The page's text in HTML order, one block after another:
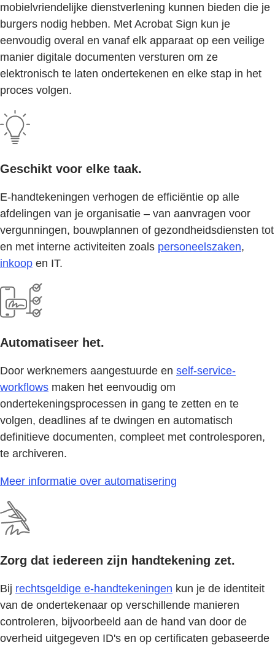
mobielvriendelijke dienstverlening kunnen bieden die je
burgers nodig hebben. Met Acrobat Sign kun je
eenvoudig overal en vanaf elk apparaat op een veilige
manier digitale documenten versturen om ze
elektronisch te laten ondertekenen en elke stap in het
proces volgen.
Geschikt voor elke taak.
E-handtekeningen verhogen de efficiëntie op alle
afdelingen van je organisatie – van aanvragen voor
vergunningen, bouwplannen of gezondheidsdiensten tot
en met interne activiteiten zoals personeelszaken,
inkoop en IT.
Automatiseer het.
Door werknemers aangestuurde en self-service-
workflows maken het eenvoudig om
ondertekeningsprocessen in gang te zetten en te
volgen, deadlines af te dwingen en automatisch
definitieve documenten, compleet met controlesporen,
te archiveren.
Meer informatie over automatisering
Zorg dat iedereen zijn handtekening zet.
Bij rechtsgeldige e-handtekeningen kun je de identiteit
van de ondertekenaar op verschillende manieren
controleren, bijvoorbeeld aan de hand van door de
overheid uitgegeven ID's en op certificaten gebaseerde